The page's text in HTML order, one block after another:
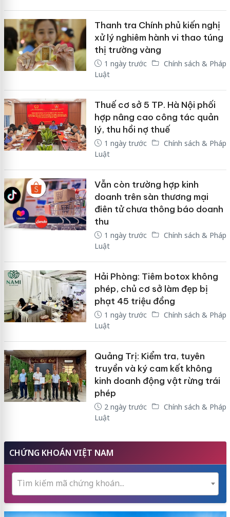
Thanh tra Chính phủ kiến nghị
xử lý nghiêm hành vi thao túng
thị trường vàng
1 ngày trước
Chính sách & Pháp
Luật
Thuế cơ sở 5 TP. Hà Nội phối
hợp nâng cao công tác quản
lý, thu hồi nợ thuế
1 ngày trước
Chính sách & Pháp
Luật
Vẫn còn trường hợp kinh
doanh trên sàn thương mại
điên tử chưa thông báo doanh
thu
1 ngày trước
Chính sách & Pháp
Luật
Hải Phòng: Tiêm botox không
phép, chủ cơ sở làm đẹp bị
phạt 45 triệu đồng
1 ngày trước
Chính sách & Pháp
Luật
Quảng Trị: Kiểm tra, tuyên
truyền và ký cam kết không
kinh doanh động vật rừng trái
phép
2 ngày trước
Chính sách & Pháp
Luật
CHỨNG KHOÁN VIỆT NAM
Tìm kiếm mã chứng khoán...